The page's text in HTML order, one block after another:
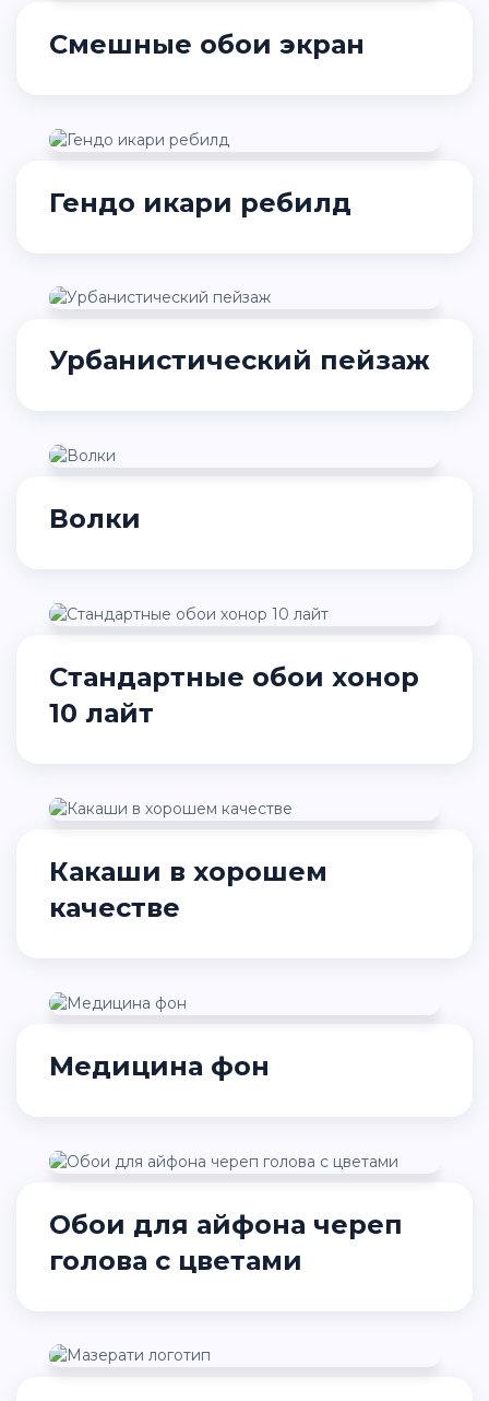
Смешные обои экран
Гендо икари ребилд
Урбанистический пейзаж
Волки
Стандартные обои хонор
10 лайт
Какаши в хорошем
качестве
Медицина фон
Обои для айфона череп
голова с цветами